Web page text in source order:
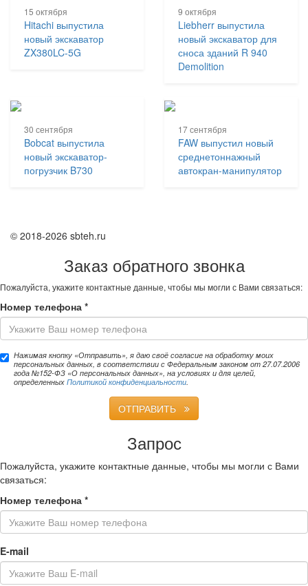
15 октября
Hitachi выпустила
новый экскаватор
ZX380LC-5G
9 октября
Liebherr выпустила
новый экскаватор для
сноса зданий R 940
Demolition
30 сентября
Bobcat выпустила
новый экскаватор-
погрузчик B730
17 сентября
FAW выпустил новый
среднетоннажный
автокран-манипулятор
© 2018-2026 sbteh.ru
Заказ обратного звонка
Пожалуйста, укажите контактные данные, чтобы мы могли с Вами связаться:
Номер телефона *
Нажимая кнопку «Отправить», я даю своё согласие на обработку моих
персональных данных, в соответствии с Федеральным законом от 27.07.2006
года №152-ФЗ «О персональных данных», на условиях и для целей,
определенных Политикой конфиденциальности
ОТПРАВИТЬ
Запрос
Пожалуйста, укажите контактные данные, чтобы мы могли с Вами
связаться:
Номер телефона *
E-mail